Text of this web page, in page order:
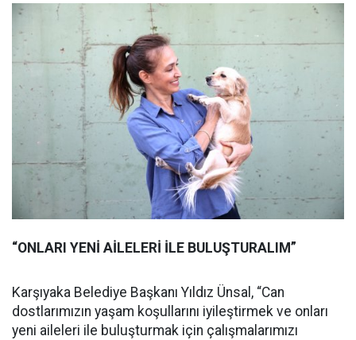
“ONLARI YENİ AİLELERİ İLE BULUŞTURALIM”
Karşıyaka Belediye Başkanı Yıldız Ünsal, “Can
dostlarımızın yaşam koşullarını iyileştirmek ve onları
yeni aileleri ile buluşturmak için çalışmalarımızı